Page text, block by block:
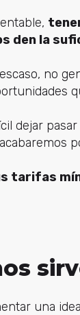
den la
no
dejar
tarifas
una